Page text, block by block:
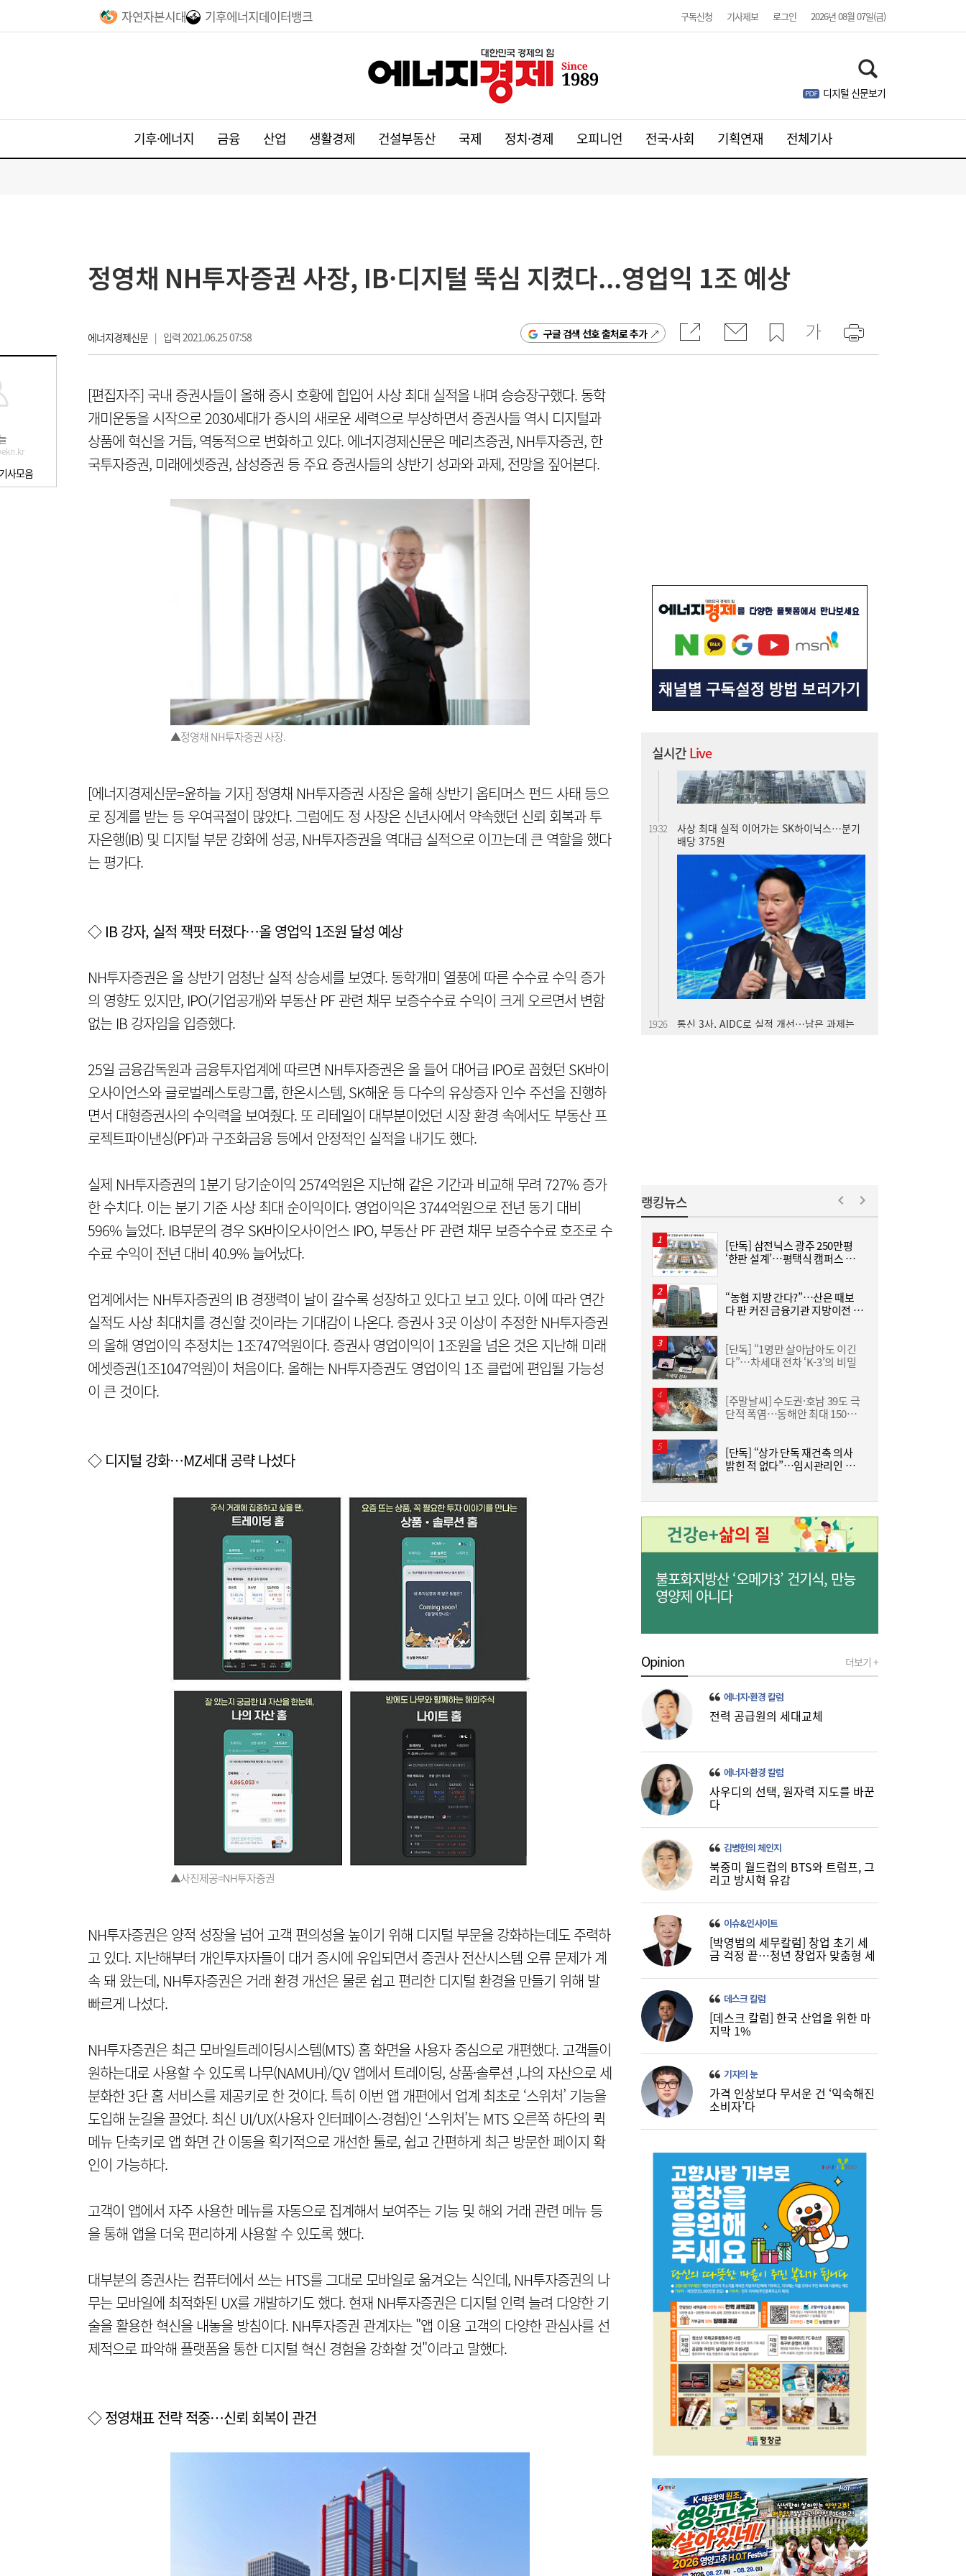
자연자본시대 기후에너지데이터뱅크 구독신청 기사제보 로그인 2026년 08월 07일(금)
디지털 신문보기
기후·에너지 금융 산업 생활경제 건설부동산 국제 정치·경제 오피니언 전국·사회 기획연재 전체기사
사모음
정영채 NH투자증권 사장, IB·디지털 뚝심 지켰다...영업익 1조 예상
에너지경제신문| 입력 2021.06.25 07:58 구글 검색 선호 출처로 추가
[편집자주] 국내 증권사들이 올해 증시 호황에 힙입어 사상 최대 실적을 내며 승승장구했다. 동학
개미운동을 시작으로 2030세대가 증시의 새로운 세력으로 부상하면서 증권사들 역시 디지털과
상품에 혁신을 거듭, 역동적으로 변화하고 있다. 에너지경제신문은 메리츠증권, NH투자증권, 한
국투자증권, 미래에셋증권, 삼성증권 등 주요 증권사들의 상반기 성과와 과제, 전망을 짚어본다.
▲정영채 NH투자증권 사장.
[에너지경제신문=윤하늘 기자] 정영채 NH투자증권 사장은 올해 상반기 옵티머스 펀드 사태 등으
로 징계를 받는 등 우여곡절이 많았다. 그럼에도 정 사장은 신년사에서 약속했던 신뢰 회복과 투
자은행(IB) 및 디지털 부문 강화에 성공, NH투자증권을 역대급 실적으로 이끄는데 큰 역할을 했다
는 평가다.
◇ IB 강자, 실적 잭팟 터졌다…올 영업익 1조원 달성 예상
NH투자증권은 올 상반기 엄청난 실적 상승세를 보였다. 동학개미 열풍에 따른 수수료 수익 증가
의 영향도 있지만, IPO(기업공개)와 부동산 PF 관련 채무 보증수수료 수익이 크게 오르면서 변함
없는 IB 강자임을 입증했다.
25일 금융감독원과 금융투자업계에 따르면 NH투자증권은 올 들어 대어급 IPO로 꼽혔던 SK바이
오사이언스와 글로벌레스토랑그룹, 한온시스템, SK해운 등 다수의 유상증자 인수 주선을 진행하
면서 대형증권사의 수익력을 보여줬다. 또 리테일이 대부분이었던 시장 환경 속에서도 부동산 프
로젝트파이낸싱(PF)과 구조화금융 등에서 안정적인 실적을 내기도 했다.
실제 NH투자증권의 1분기 당기순이익 2574억원은 지난해 같은 기간과 비교해 무려 727% 증가
한 수치다. 이는 분기 기준 사상 최대 순이익이다. 영업이익은 3744억원으로 전년 동기 대비
596% 늘었다. IB부문의 경우 SK바이오사이언스 IPO, 부동산 PF 관련 채무 보증수수료 호조로 수
수료 수익이 전년 대비 40.9% 늘어났다.
업계에서는 NH투자증권의 IB 경쟁력이 날이 갈수록 성장하고 있다고 보고 있다. 이에 따라 연간
실적도 사상 최대치를 경신할 것이라는 기대감이 나온다. 증권사 3곳 이상이 추정한 NH투자증권
의 올해 영업이익 추정치는 1조747억원이다. 증권사 영업이익이 1조원을 넘은 것은 지난해 미래
에셋증권(1조1047억원)이 처음이다. 올해는 NH투자증권도 영업이익 1조 클럽에 편입될 가능성
이 큰 것이다.
◇ 디지털 강화…MZ세대 공략 나섰다
▲사진제공=NH투자증권
NH투자증권은 양적 성장을 넘어 고객 편의성을 높이기 위해 디지털 부문을 강화하는데도 주력하
고 있다. 지난해부터 개인투자자들이 대거 증시에 유입되면서 증권사 전산시스템 오류 문제가 계
속 돼 왔는데, NH투자증권은 거래 환경 개선은 물론 쉽고 편리한 디지털 환경을 만들기 위해 발
빠르게 나섰다.
NH투자증권은 최근 모바일트레이딩시스템(MTS) 홈 화면을 사용자 중심으로 개편했다. 고객들이
원하는대로 사용할 수 있도록 나무(NAMUH)/QV 앱에서 트레이딩, 상품·솔루션 ,나의 자산으로 세
분화한 3단 홈 서비스를 제공키로 한 것이다. 특히 이번 앱 개편에서 업계 최초로 ‘스위처’ 기능을
도입해 눈길을 끌었다. 최신 UI/UX(사용자 인터페이스·경험)인 ‘스위처’는 MTS 오른쪽 하단의 퀵
메뉴 단축키로 앱 화면 간 이동을 획기적으로 개선한 툴로, 쉽고 간편하게 최근 방문한 페이지 확
인이 가능하다.
고객이 앱에서 자주 사용한 메뉴를 자동으로 집계해서 보여주는 기능 및 해외 거래 관련 메뉴 등
을 통해 앱을 더욱 편리하게 사용할 수 있도록 했다.
대부분의 증권사는 컴퓨터에서 쓰는 HTS를 그대로 모바일로 옮겨오는 식인데, NH투자증권의 나
무는 모바일에 최적화된 UX를 개발하기도 했다. 현재 NH투자증권은 디지털 인력 늘려 다양한 기
술을 활용한 혁신을 내놓을 방침이다. NH투자증권 관계자는 "앱 이용 고객의 다양한 관심사를 선
제적으로 파악해 플랫폼을 통한 디지털 혁신 경험을 강화할 것"이라고 말했다.
◇ 정영채표 전략 적중…신뢰 회복이 관건
실시간Live
서울시 “정비사업 31만가구 착공해도 이주대
롯데케미칼, 2분기 흑자 전환…첨단소재·정
밀화학 ‘쌍끌이’
사상 최대 실적 이어가는 SK하이닉스…분기
배당 375원
통신 3사, AIDC로 실적 개선…남은 과제는
‘수익성’
19:20
진에어, 2Q 영업손실 731억…고유가 덫에
‘적자 전환’
17:42
우리은행, 전북 해상풍력 발전사업에 생산적
금융 투입
랭킹뉴스
[단독] 삼전닉스 광주 250만평
‘한판 설계’…평택식 캠퍼스 들
“농협 지방 간다?”…산은 때보
다 판 커진 금융기관 지방이전 논
[단독] “1명만 살아남아도 이긴
다”…차세대 전차 ‘K-3’의 비밀
[주말날씨] 수도권·호남 39도 극
단적 폭염…동해안 최대 150㎜
[단독] “상가 단독 재건축 의사
밝힌 적 없다”…임시관리인 답
불포화지방산 ‘오메가3’ 건기식, 만능
영양제 아니다
Opinion 더보기 +
에너지·환경 칼럼
전력 공급원의 세대교체
에너지·환경 칼럼
사우디의 선택, 원자력 지도를 바꾼
다
김병헌의 체인지
북중미 월드컵의 BTS와 트럼프, 그
리고 방시혁 유감
이슈&인사이트
[박영범의 세무칼럼] 창업 초기 세
금 걱정 끝…청년 창업자 맞춤형 세
데스크 칼럼
[데스크 칼럼] 한국 산업을 위한 마
지막 1%
기자의 눈
가격 인상보다 무서운 건 ‘익숙해진
소비자’다